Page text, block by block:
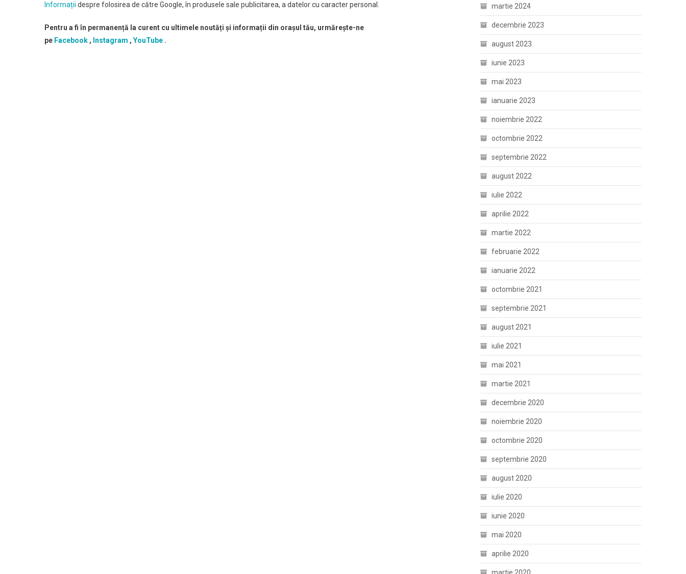
Informații despre folosirea de către Google, în produsele sale publicitarea, a datelor cu caracter personal.
Pentru a fi în permanență la curent cu ultimele noutăți și informații din orașul tău, urmărește-ne
pe Facebook , Instagram , YouTube .
martie 2024
decembrie 2023
august 2023
iunie 2023
mai 2023
ianuarie 2023
noiembrie 2022
octombrie 2022
septembrie 2022
august 2022
iulie 2022
aprilie 2022
martie 2022
februarie 2022
ianuarie 2022
octombrie 2021
septembrie 2021
august 2021
iulie 2021
mai 2021
martie 2021
decembrie 2020
noiembrie 2020
octombrie 2020
septembrie 2020
august 2020
iulie 2020
iunie 2020
mai 2020
aprilie 2020